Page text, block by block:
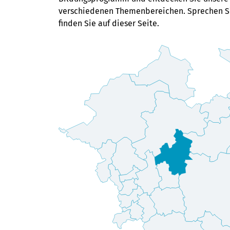
Fortbildungen oder auch Reise- und
Kulturangebotendas passende Angebot
für sich!
Alle Bildungsangebote
verschiedenen Themenbereichen. Sprechen
finden Sie auf dieser Seite.